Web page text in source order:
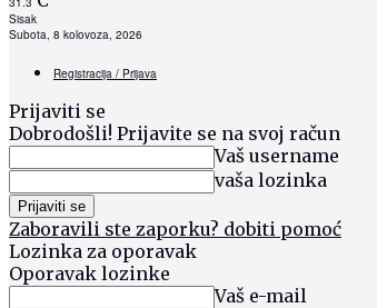
Sisak
Subota, 8 kolovoza, 2026
Registracija / Prijava
Prijaviti se
Dobrodošli! Prijavite se na svoj račun
Vaš username
vaša lozinka
Zaboravili ste zaporku? dobiti pomoć
Lozinka za oporavak
Oporavak lozinke
Vaš e-mail